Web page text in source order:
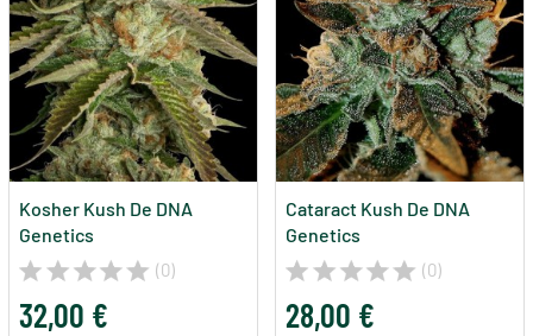
Kosher Kush De DNA
Genetics
(0)
32,00 €
Cataract Kush De DNA
Genetics
(0)
28,00 €